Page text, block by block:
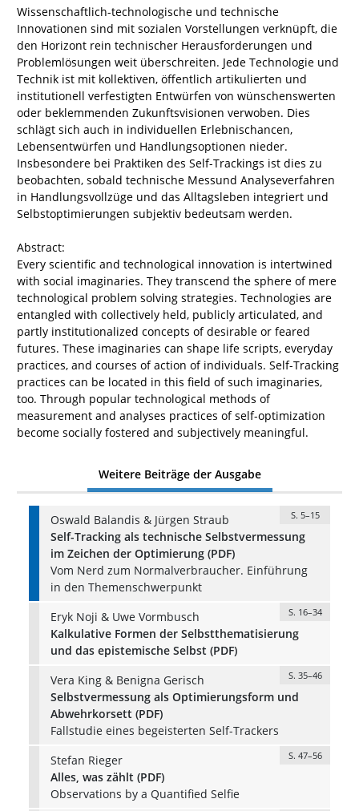
Wissenschaftlich-technologische und technische
Innovationen sind mit sozialen Vorstellungen verknüpft, die
den Horizont rein technischer Herausforderungen und
Problemlösungen weit überschreiten. Jede Technologie und
Technik ist mit kollektiven, öffentlich artikulierten und
institutionell verfestigten Entwürfen von wünschenswerten
oder beklemmenden Zukunftsvisionen verwoben. Dies
schlägt sich auch in individuellen Erlebnischancen,
Lebensentwürfen und Handlungsoptionen nieder.
Insbesondere bei Praktiken des Self-Trackings ist dies zu
beobachten, sobald technische Messund Analyseverfahren
in Handlungsvollzüge und das Alltagsleben integriert und
Selbstoptimierungen subjektiv bedeutsam werden.
Abstract:
Every scientific and technological innovation is intertwined
with social imaginaries. They transcend the sphere of mere
technological problem solving strategies. Technologies are
entangled with collectively held, publicly articulated, and
partly institutionalized concepts of desirable or feared
futures. These imaginaries can shape life scripts, everyday
practices, and courses of action of individuals. Self-Tracking
practices can be located in this field of such imaginaries,
too. Through popular technological methods of
measurement and analyses practices of self-optimization
become socially fostered and subjectively meaningful.
Weitere Beiträge der Ausgabe
Oswald Balandis & Jürgen Straub S. 5–15
Self-Tracking als technische Selbstvermessung
im Zeichen der Optimierung (PDF)
Vom Nerd zum Normalverbraucher. Einführung
in den Themenschwerpunkt
Eryk Noji & Uwe Vormbusch
S. 16–34
Kalkulative Formen der Selbstthematisierung
und das epistemische Selbst (PDF)
Vera King & Benigna Gerisch
S. 35–46
Selbstvermessung als Optimierungsform und
Abwehrkorsett (PDF)
Fallstudie eines begeisterten Self-Trackers
Stefan Rieger
S. 47–56
Alles, was zählt (PDF)
Observations by a Quantified Selfie